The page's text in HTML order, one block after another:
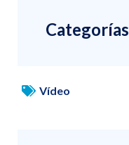
Categorías
Vídeo